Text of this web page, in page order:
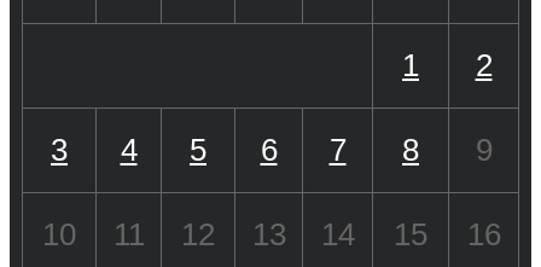
1 2
3 4 5 6 7 8 9
10 11 12 13 14 15 16